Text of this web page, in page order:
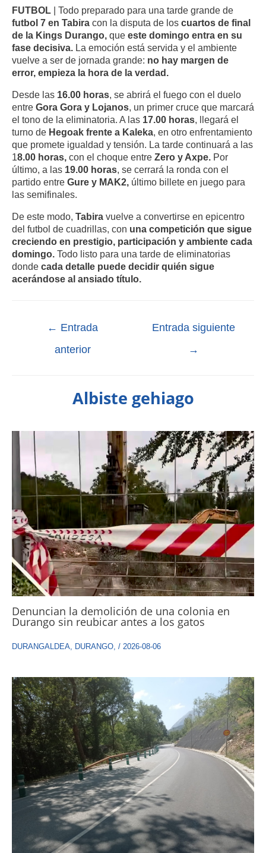
FUTBOL | Todo preparado para una tarde grande de
futbol 7 en Tabira con la disputa de los cuartos de final
de la Kings Durango, que este domingo entra en su
fase decisiva. La emoción está servida y el ambiente
vuelve a ser de jornada grande: no hay margen de
error, empieza la hora de la verdad.
Desde las 16.00 horas, se abrirá el fuego con el duelo
entre Gora Gora y Lojanos, un primer cruce que marcará
el tono de la eliminatoria. A las 17.00 horas, llegará el
turno de Hegoak frente a Kaleka, en otro enfrentamiento
que promete igualdad y tensión. La tarde continuará a las
18.00 horas, con el choque entre Zero y Axpe. Por
último, a las 19.00 horas, se cerrará la ronda con el
partido entre Gure y MAK2, último billete en juego para
las semifinales.
De este modo, Tabira vuelve a convertirse en epicentro
del futbol de cuadrillas, con una competición que sigue
creciendo en prestigio, participación y ambiente cada
domingo. Todo listo para una tarde de eliminatorias
donde cada detalle puede decidir quién sigue
acerándose al ansiado título.
← Entrada
anterior
Entrada siguiente
→
Albiste gehiago
Denuncian la demolición de una colonia en
Durango sin reubicar antes a los gatos
DURANGALDEA, DURANGO, / 2026-08-06